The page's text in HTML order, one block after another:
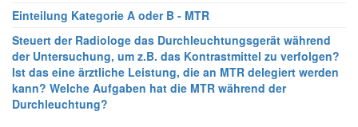
Einteilung Kategorie A oder B - MTR
Steuert der Radiologe das Durchleuchtungsgerät während
der Untersuchung, um z.B. das Kontrastmittel zu verfolgen?
Ist das eine ärztliche Leistung, die an MTR delegiert werden
kann? Welche Aufgaben hat die MTR während der
Durchleuchtung?